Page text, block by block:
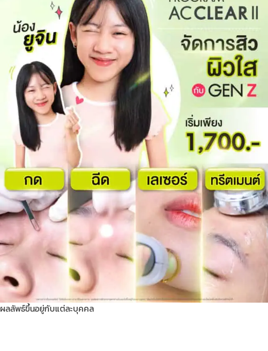
ผลลัพธ์ขึ้นอยู่กับแต่ละบุคคล